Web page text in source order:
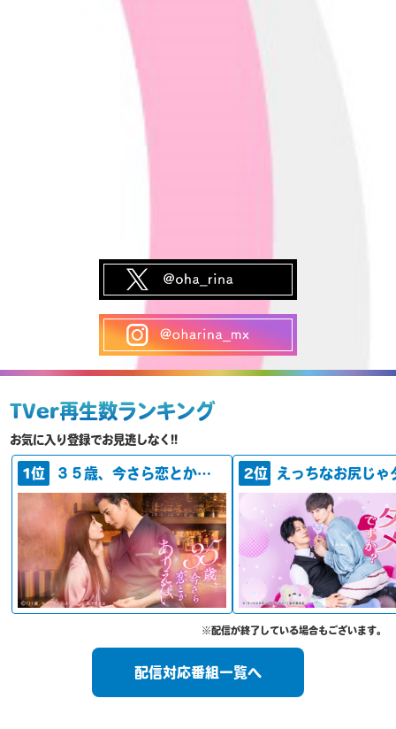
TVer再生数ランキング
お気に入り登録でお見逃しなく!!
1位 ３５歳、今さら恋とかありえない 2位
※配信が終了している場合もございます。
配信対応番組一覧へ